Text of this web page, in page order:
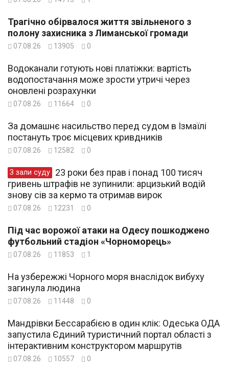
Трагічно обірвалося життя звільненого з
полону захисника з Лиманської громади
07.08.26 13905 0
Водоканали готують нові платіжки: вартість
водопостачання може зрости утричі через
оновлені розрахунки
07.08.26 11664 0
За домашнє насильство перед судом в Ізмаїлі
постануть троє місцевих кривдників
07.08.26 12582 0
З зали суду
гривень штрафів не зупинили: арцизький водій
знову сів за кермо та отримав вирок
07.08.26 12231 0
Під час ворожої атаки на Одесу пошкоджено
футбольний стадіон «Чорноморець»
07.08.26 11853 1
На узбережжі Чорного моря внаслідок вибуху
загинула людина
07.08.26 11448 0
Мандрівки Бессарабією в один клік: Одеська ОДА
запустила Єдиний туристичний портал області з
інтерактивним конструктором маршрутів
07.08.26 10557 0